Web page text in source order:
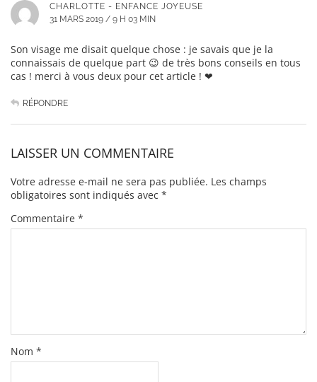
CHARLOTTE - ENFANCE JOYEUSE
31 MARS 2019 / 9 H 03 MIN
Son visage me disait quelque chose : je savais que je la
connaissais de quelque part 😉 de très bons conseils en tous
cas ! merci à vous deux pour cet article ! ❤
RÉPONDRE
LAISSER UN COMMENTAIRE
Votre adresse e-mail ne sera pas publiée. Les champs
obligatoires sont indiqués avec *
Commentaire *
Nom *